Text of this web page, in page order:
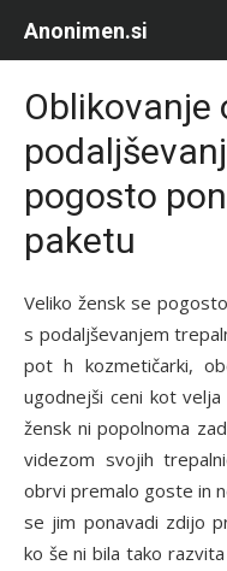
Anonimen.si
Oblikovanje
pogosto
paketu
Veliko žensk se
s podaljševanjem
pot h kozmetičarki,
ugodnejši ceni kot
žensk ni popolnoma
videzom svojih
obrvi premalo goste in
se jim ponavadi zdijo
ko še ni bila tako